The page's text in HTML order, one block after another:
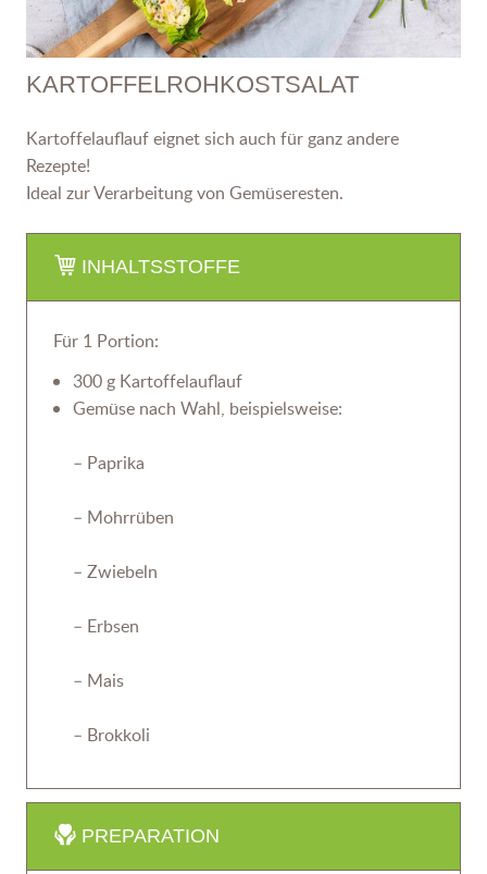
KARTOFFELROHKOSTSALAT
Kartoffelauflauf eignet sich auch für ganz andere
Rezepte!
Ideal zur Verarbeitung von Gemüseresten.
INHALTSSTOFFE
Für 1 Portion:
300 g Kartoffelauflauf
Gemüse nach Wahl, beispielsweise:
– Paprika
– Mohrrüben
– Zwiebeln
– Erbsen
– Mais
– Brokkoli
PREPARATION